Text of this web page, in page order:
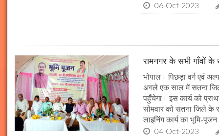
06-Oct-2023
रामनगर के सभी गाँवों
भोपाल। पिछड़ा वर्ग एवं
अगले एक साल में सतना
पहुँचेगा। इस कार्य को
सोमवार को सतना जिले के
लाइनिंग कार्य का भूमि-
04-Oct-2023